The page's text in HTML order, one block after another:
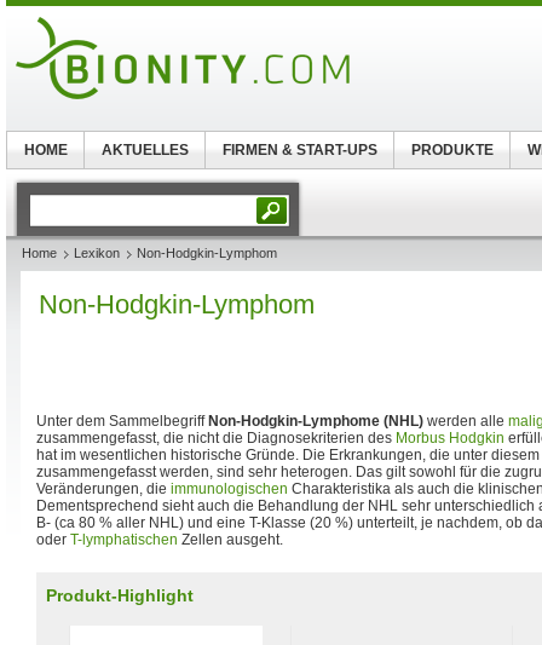
Home Lexikon Non-Hodgkin-Lymphom
Non-Hodgkin-Lymphom
Unter dem Sammelbegriff Non-Hodgkin-Lymphome (NHL) werden alle
zusammengefasst, die nicht die Diagnosekriterien des Morbus Hodgkin
hat im wesentlichen historische Gründe. Die Erkrankungen, die unter
zusammengefasst werden, sind sehr heterogen. Das gilt sowohl für die
Veränderungen, die immunologischen Charakteristika als auch die
Dementsprechend sieht auch die Behandlung der NHL sehr
B- (ca 80 % aller NHL) und eine T-Klasse (20 %) unterteilt, je nachdem, ob
oder T-lymphatischen Zellen ausgeht.
Produkt-Highlight
HOME AKTUELLES FIRMEN & START-UPS PRODUKTE